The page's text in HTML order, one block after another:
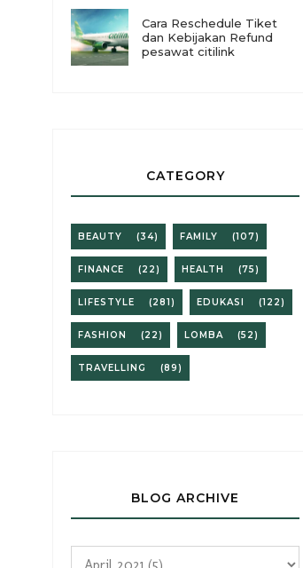
Cara Reschedule Tiket
dan Kebijakan Refund
pesawat citilink
CATEGORY
BEAUTY (34) FAMILY (107)
FINANCE (22) HEALTH (75)
LIFESTYLE (281) EDUKASI (122)
FASHION (22) LOMBA (52)
TRAVELLING (89)
BLOG ARCHIVE